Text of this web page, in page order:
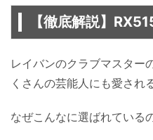
【徹底解説】
レイバンのクラブマスター
くさんの芸能人にも愛され
なぜこんなに選ばれている